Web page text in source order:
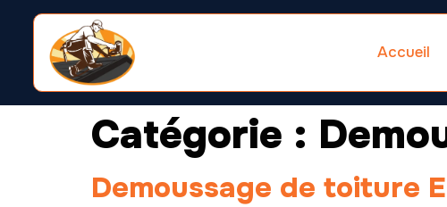
Accueil
Catégorie :
Demoussage de toiture